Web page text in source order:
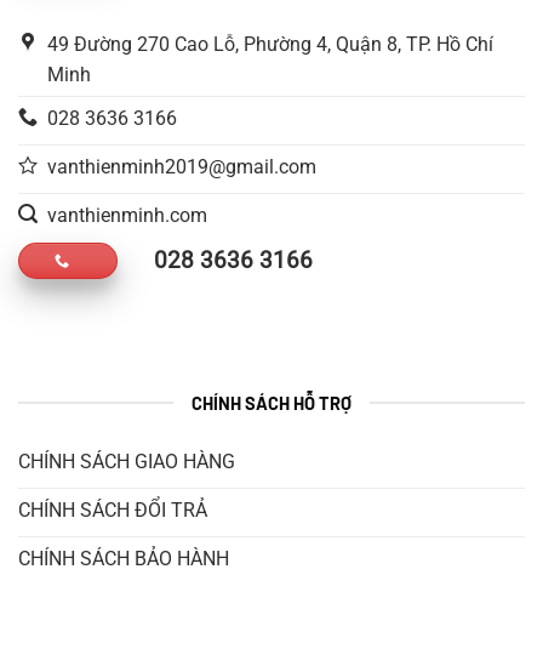
49 Đường 270 Cao Lỗ, Phường 4, Quận 8, TP. Hồ Chí
Minh
028 3636 3166
vanthienminh2019@gmail.com
vanthienminh.com
028 3636 3166
CHÍNH SÁCH HỖ TRỢ
CHÍNH SÁCH GIAO HÀNG
CHÍNH SÁCH ĐỔI TRẢ
CHÍNH SÁCH BẢO HÀNH